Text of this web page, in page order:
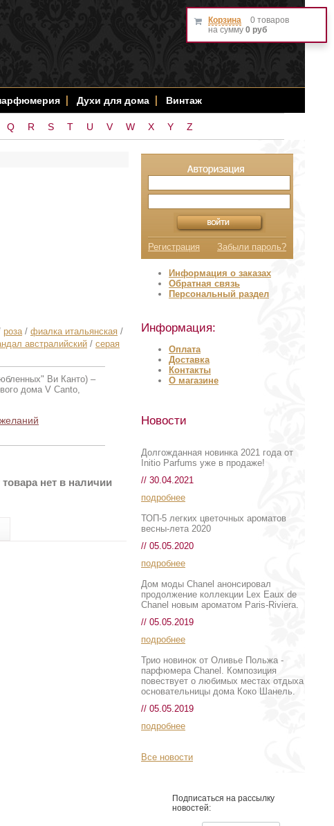
Духи для дома Винтаж
Q R S T U V W X Y Z
роза/ фиалка итальянская /
австралийский / серая
Ви Канто) –
дома V Canto,
нет в наличии
Корзина
0 товаров
на сумму 0 руб
Регистрация Забыли пароль?
Информация о заказах
Обратная связь
Персональный раздел
Информация:
Оплата
Доставка
Контакты
О магазине
Новости
Долгожданная новинка 2021 года от
Initio Parfums уже в продаже!
// 30.04.2021
подробнее
ТОП-5 легких цветочных ароматов
весны-лета 2020
// 05.05.2020
подробнее
Дом моды Chanel анонсировал
продолжение коллекции Lex Eaux de
Chanel новым ароматом Paris-Riviera.
// 05.05.2019
подробнее
Трио новинок от Оливье Польжа -
парфюмера Chanel. Композиция
повествует о любимых местах отдыха
основательницы дома Коко Шанель.
// 05.05.2019
подробнее
Все новости
Подписаться на рассылку
новостей: